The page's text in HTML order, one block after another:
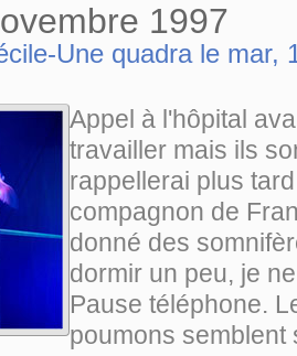
1997
Une quadra le mar,
Appel à l'hôpital
travailler mais ils
rappellerai plus
compagnon de
donné des
dormir un peu, je
Pause téléphone.
poumons semblent